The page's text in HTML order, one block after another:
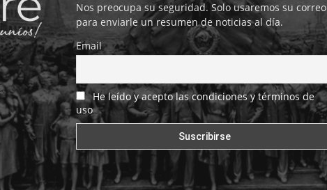
Nos preocupa su seguridad. Solo usaremos su correo
para enviarle un resumen de noticias al día.
Email
He leído y acepto las condiciones y términos de
uso